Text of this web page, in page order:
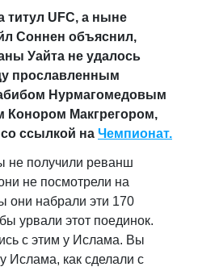
титул UFC, а ныне
Соннен объяснил,
Уайта не удалось
прославленным
Нурмагомедовым
Конором Макгрегором,
со ссылкой на Чемпионат.
не получили реванш
не посмотрели на
они набрали эти 170
урвали этот поединок.
с этим у Ислама. Вы
Ислама, как сделали с